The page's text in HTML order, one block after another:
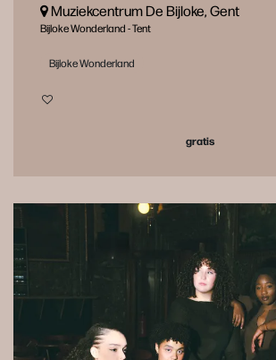
Muziekcentrum De Bijloke, Gent
Bijloke Wonderland - Tent
Bijloke Wonderland
gratis